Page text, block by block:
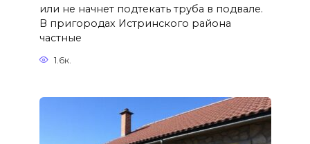
или не начнет подтекать труба в подвале.
В пригородах Истринского района
частные
1.6к.